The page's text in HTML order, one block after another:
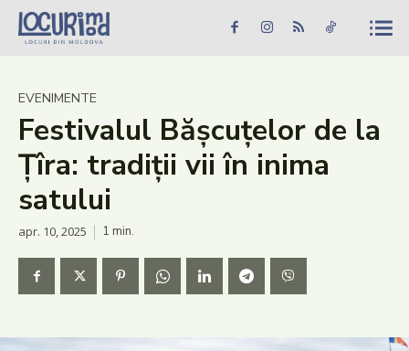
Caută în site... Căutare
Știri
Evenimente
Dezvoltare rurală
Vinării
Patrimoniu
Produs Acasă
EVENIMENTE
Festivalul Bășcuțelor de la
Țîra: tradiții vii în inima
satului
apr. 10, 2025 1 min.